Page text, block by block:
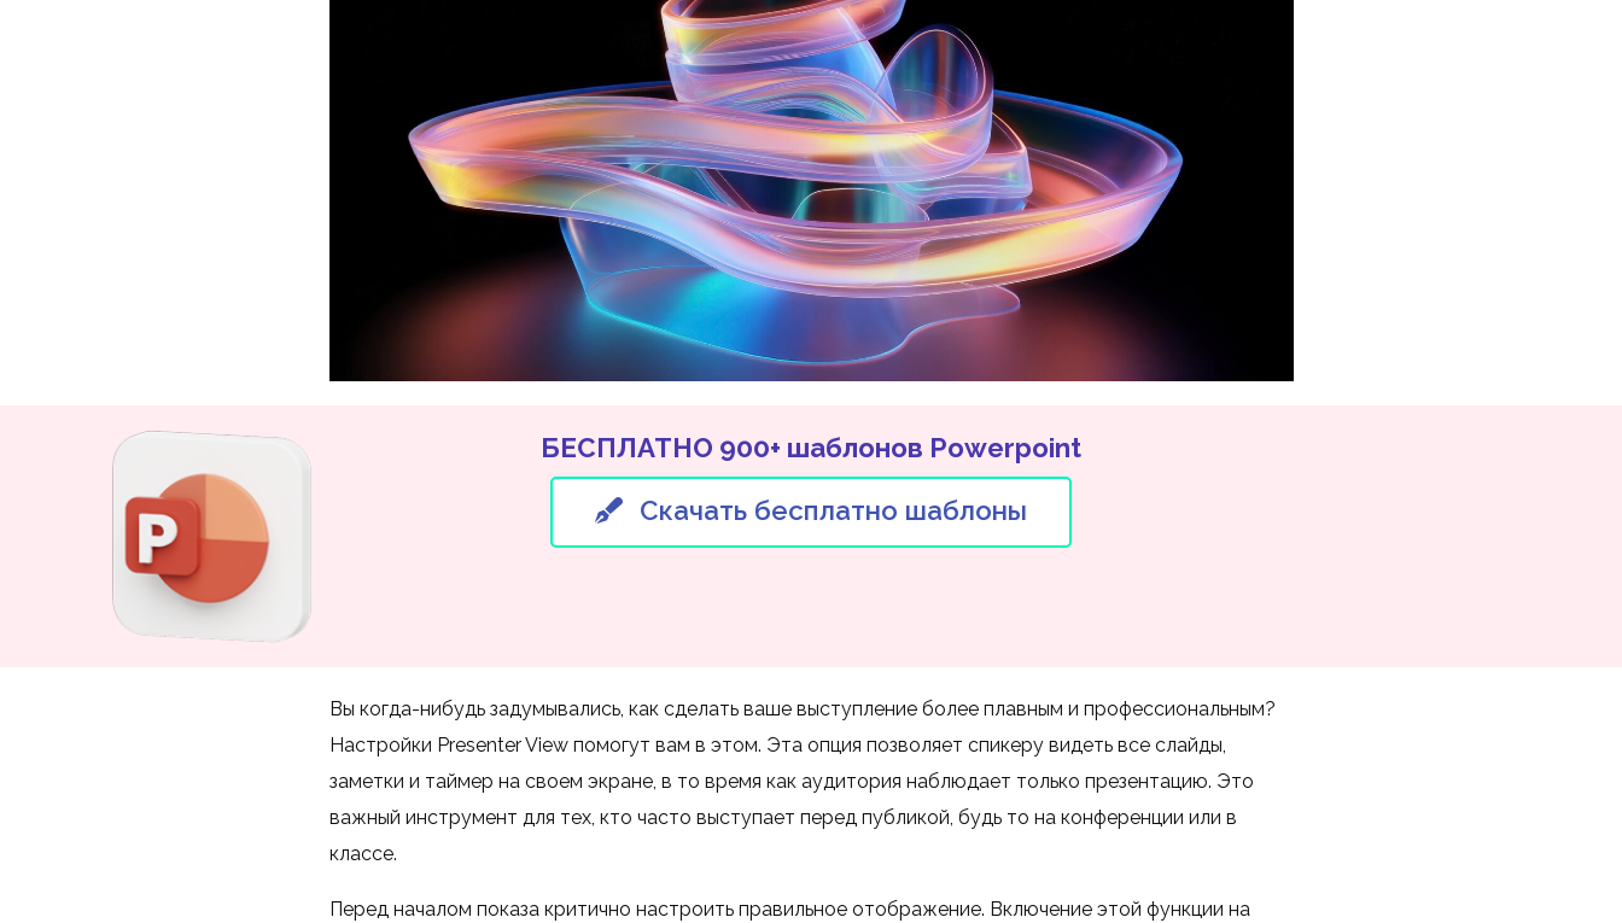
БЕСПЛАТНО 900+ шаблонов Powerpoint
Скачать бесплатно шаблоны
Вы когда-нибудь задумывались, как сделать ваше выступление более плавным и профессиональным?
Настройки Presenter View помогут вам в этом. Эта опция позволяет спикеру видеть все слайды,
заметки и таймер на своем экране, в то время как аудитория наблюдает только презентацию. Это
важный инструмент для тех, кто часто выступает перед публикой, будь то на конференции или в
классе.
Перед началом показа критично настроить правильное отображение. Включение этой функции на